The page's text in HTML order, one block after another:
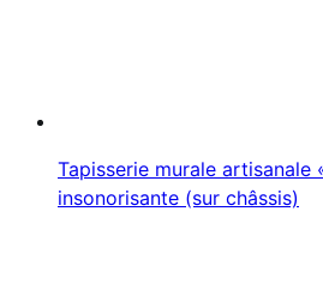
Tapisserie murale artisanale
insonorisante (sur châssis)